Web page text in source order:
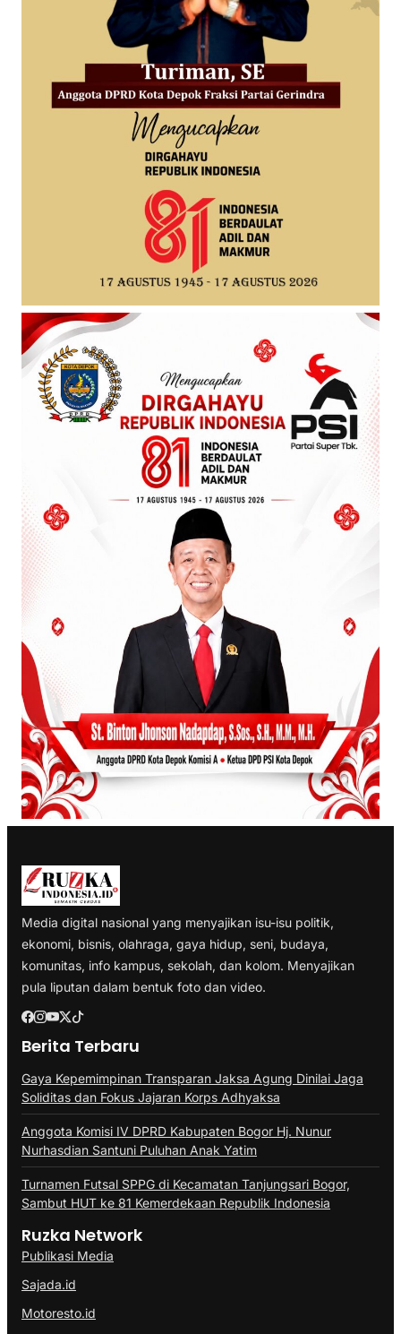
Media digital nasional yang menyajikan isu-isu politik,
ekonomi, bisnis, olahraga, gaya hidup, seni, budaya,
komunitas, info kampus, sekolah, dan kolom. Menyajikan
pula liputan dalam bentuk foto dan video.
Berita Terbaru
Gaya Kepemimpinan Transparan Jaksa Agung Dinilai Jaga
Soliditas dan Fokus Jajaran Korps Adhyaksa
Anggota Komisi IV DPRD Kabupaten Bogor Hj. Nunur
Nurhasdian Santuni Puluhan Anak Yatim
Turnamen Futsal SPPG di Kecamatan Tanjungsari Bogor,
Sambut HUT ke 81 Kemerdekaan Republik Indonesia
Ruzka Network
Publikasi Media
Sajada.id
Motoresto.id